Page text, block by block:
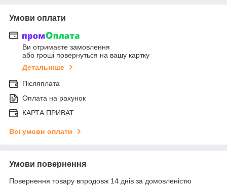
Умови оплати
Ви отримаєте замовлення
або гроші повернуться на вашу картку
Детальніше
Післяплата
Оплата на рахунок
КАРТА ПРИВАТ
Всі умови оплати
Умови повернення
Повернення товару впродовж 14 днів за домовленістю